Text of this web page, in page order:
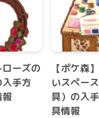
ローズの
手方
【ポケ森
いスペー
具）の入
具情報